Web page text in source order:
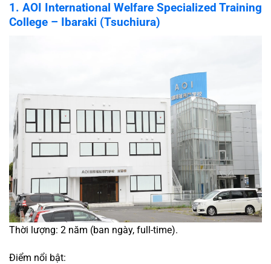
1. AOI International Welfare Specialized Training
College – Ibaraki (Tsuchiura)
Thời lượng: 2 năm (ban ngày, full-time).
Điểm nổi bật: